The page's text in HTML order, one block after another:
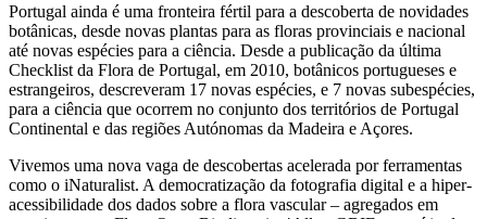
Portugal ainda é uma fronteira fértil para a descoberta de novidades
botânicas, desde novas plantas para as floras provinciais e nacional
até novas espécies para a ciência. Desde a publicação da última
Checklist da Flora de Portugal, em 2010, botânicos portugueses e
estrangeiros, descreveram 17 novas espécies, e 7 novas subespécies,
para a ciência que ocorrem no conjunto dos territórios de Portugal
Continental e das regiões Autónomas da Madeira e Açores.
Vivemos uma nova vaga de descobertas acelerada por ferramentas
como o iNaturalist. A democratização da fotografia digital e a hiper-
acessibilidade dos dados sobre a flora vascular – agregados em